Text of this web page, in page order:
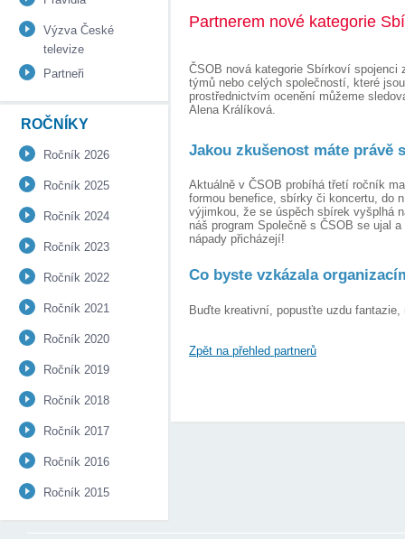
Výzva České
televize
Partneři
ROČNÍKY
Ročník 2026
Ročník 2025
Ročník 2024
Ročník 2023
Ročník 2022
Ročník 2021
Ročník 2020
Ročník 2019
Ročník 2018
Ročník 2017
Ročník 2016
Ročník 2015
Partnerem nové kategorie
ČSOB nová kategorie Sbírkoví
týmů nebo celých společností, které
prostřednictvím ocenění můžeme
Alena Králíková.
Jakou zkušenost máte právě
Aktuálně v ČSOB probíhá třetí ročník
formou benefice, sbírky či koncertu, do
výjimkou, že se úspěch sbírek vyšplhá
náš program Společně s ČSOB se ujal
nápady přicházejí!
Co byste vzkázala
Buďte kreativní, popusťte uzdu
Zpět na přehled partnerů